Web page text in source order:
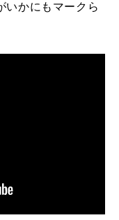
いかにもマークら